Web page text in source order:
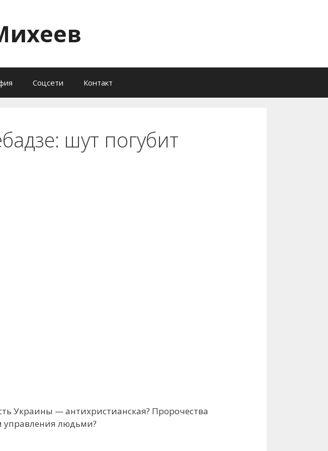
Соцсети Контакт
шут погубит
Украины — антихристианская? Пророчества
управления людьми?